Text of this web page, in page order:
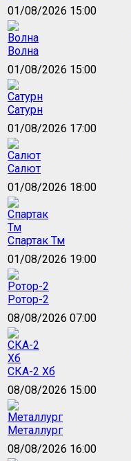
01/08/2026 15:00
Волна
01/08/2026 15:00
Сатурн
01/08/2026 17:00
Салют
01/08/2026 18:00
Спартак Тм
01/08/2026 19:00
Ротор-2
08/08/2026 07:00
СКА-2 Хб
08/08/2026 15:00
Металлург
08/08/2026 16:00